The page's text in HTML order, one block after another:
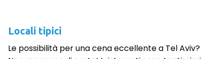
Locali tipici
Le possibilità per una cena eccellente a Tel Aviv?